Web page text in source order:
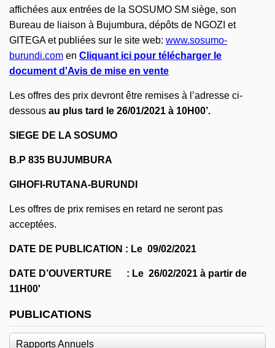
affichées aux entrées de la SOSUMO SM siège, son
Bureau de liaison à Bujumbura, dépôts de NGOZI et
GITEGA et publiées sur le site web: www.sosumo-
burundi.com en Cliquant ici pour télécharger le
document d'Avis de mise en vente
Les offres des prix devront être remises à l’adresse ci-
dessous au plus tard le 26/01/2021 à 10H00’.
SIEGE DE LA SOSUMO
B.P 835 BUJUMBURA
GIHOFI-RUTANA-BURUNDI
Les offres de prix remises en retard ne seront pas
acceptées.
DATE DE PUBLICATION : Le 09/02/2021
DATE D’OUVERTURE : Le 26/02/2021 à partir de
11H00'
PUBLICATIONS
Rapports Annuels